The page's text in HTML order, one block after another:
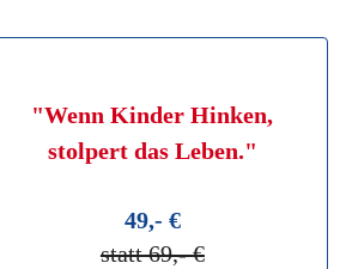
"Wenn Kinder Hinken,
stolpert das Leben."
49,- €
statt 69,- €